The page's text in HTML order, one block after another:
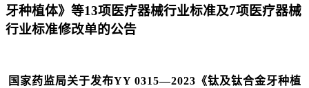
牙种植体》等13项医疗器械行业标准及7项医疗器械
行业标准修改单的公告
国家药监局关于发布YY 0315—2023《钛及钛合金牙种植